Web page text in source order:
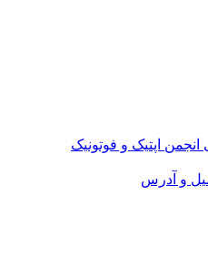
اپتیک و فوتونیک
و آدرس